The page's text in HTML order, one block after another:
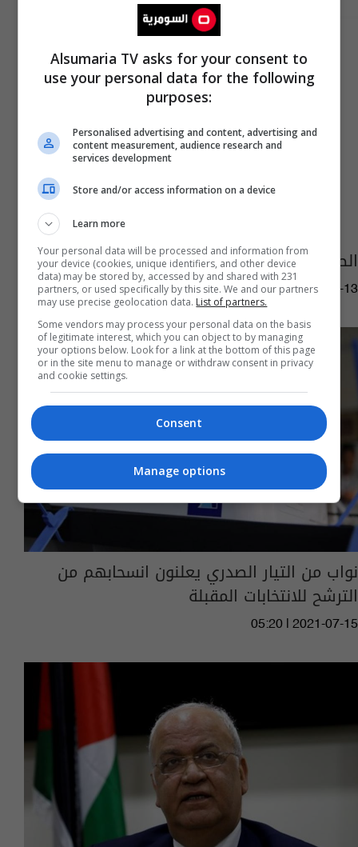
الصدر يجمد عمل "سرايا السلام" في محافظتين
14:54 | 2021-10-13
نواب من التيار الصدري يعلنون انسحابهم من
الترشح للانتخابات المقبلة
05:20 | 2021-07-15
Alsumaria TV asks for your consent to
use your personal data for the following
purposes:
Personalised advertising and content, advertising and
content measurement, audience research and
services development
Store and/or access information on a device
Learn more
Your personal data will be processed and information from
your device (cookies, unique identifiers, and other device
data) may be stored by, accessed by and shared with 231
partners, or used specifically by this site. We and our partners
may use precise geolocation data. List of partners.
Some vendors may process your personal data on the basis
of legitimate interest, which you can object to by managing
your options below. Look for a link at the bottom of this page
or in the site menu to manage or withdraw consent in privacy
and cookie settings.
Consent
Manage options